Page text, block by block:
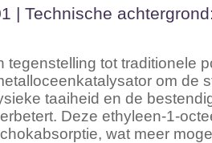
| Technische
tegenstelling tot traditionele
om de
taaiheid en de
Deze ethyleen-1-
wat meer